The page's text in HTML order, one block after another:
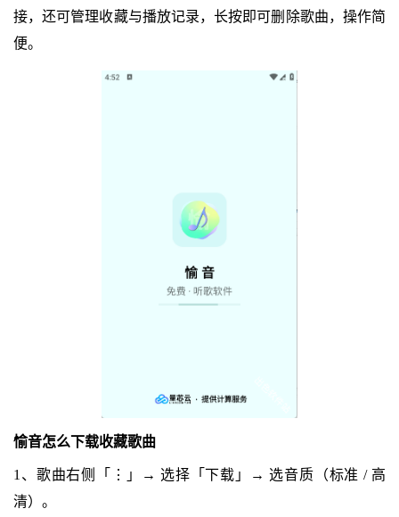
接，还可管理收藏与播放记录，长按即可删除歌曲，操作简
便。
愉音怎么下载收藏歌曲
1、歌曲右侧「⋮」→ 选择「下载」→ 选音质（标准 / 高
清）。